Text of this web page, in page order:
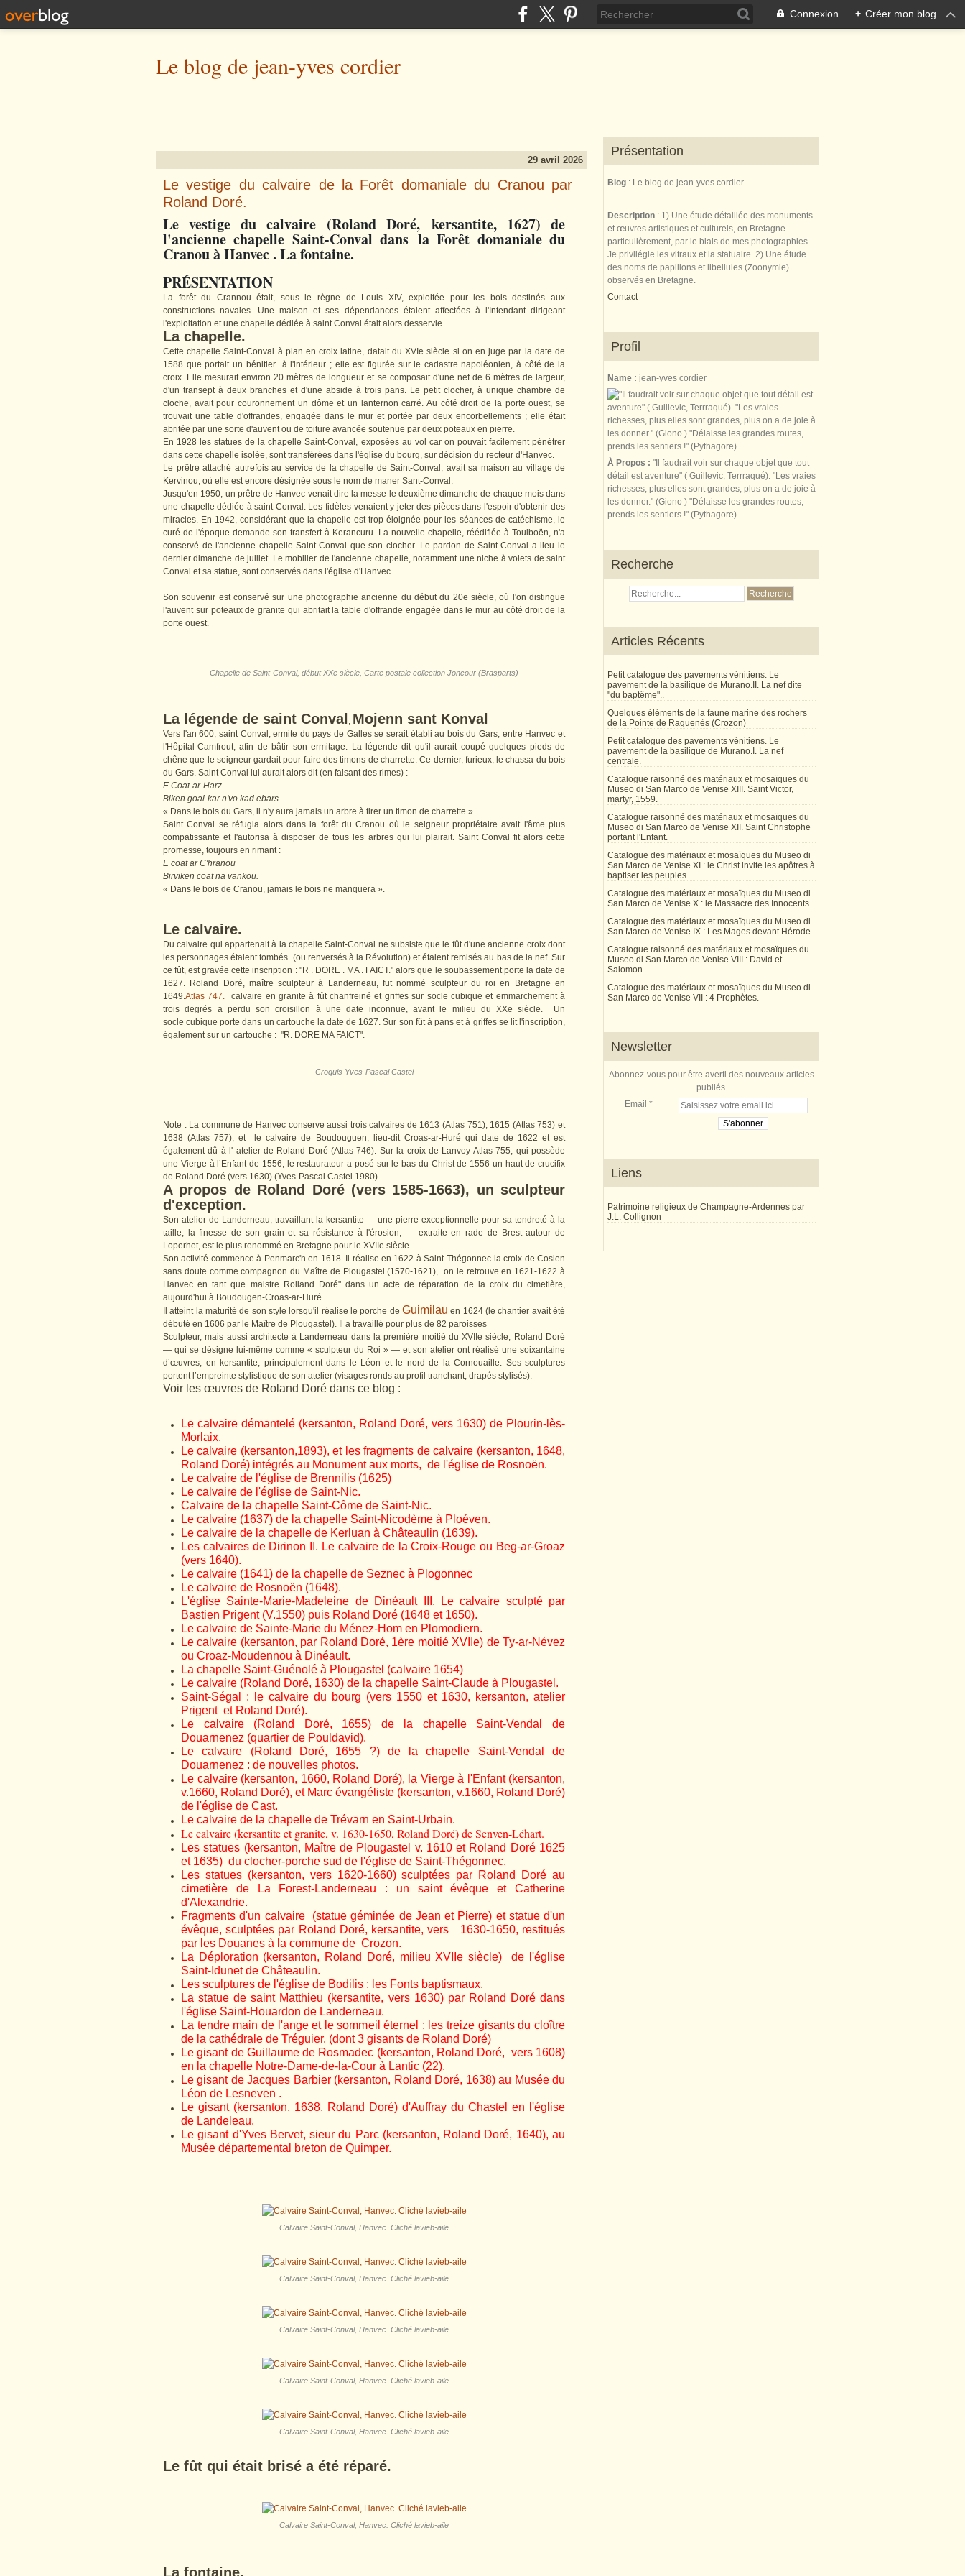
Connexion + Créer mon blog
Le blog de jean-yves cordier
29 avril 2026
Le vestige du calvaire de la Forêt domaniale du Cranou par
Roland Doré.
Le vestige du calvaire (Roland Doré, kersantite, 1627) de
l'ancienne chapelle Saint-Conval dans la Forêt domaniale du
Cranou à Hanvec . La fontaine.
PRÉSENTATION
La forêt du Crannou était, sous le règne de Louis XIV, exploitée pour les bois destinés aux
constructions navales. Une maison et ses dépendances étaient affectées à l'Intendant dirigeant
l'exploitation et une chapelle dédiée à saint Conval était alors desservie.
La chapelle.
Cette chapelle Saint-Conval à plan en croix latine, datait du XVIe siècle si on en juge par la date de
1588 que portait un bénitier à l'intérieur ; elle est figurée sur le cadastre napoléonien, à côté de la
croix. Elle mesurait environ 20 mètres de longueur et se composait d'une nef de 6 mètres de largeur,
d'un transept à deux branches et d'une abside à trois pans. Le petit clocher, à unique chambre de
cloche, avait pour couronnement un dôme et un lanternon carré. Au côté droit de la porte ouest, se
trouvait une table d'offrandes, engagée dans le mur et portée par deux encorbellements ; elle était
abritée par une sorte d'auvent ou de toiture avancée soutenue par deux poteaux en pierre.
En 1928 les statues de la chapelle Saint-Conval, exposées au vol car on pouvait facilement pénétrer
dans cette chapelle isolée, sont transférées dans l'église du bourg, sur décision du recteur d'Hanvec.
Le prêtre attaché autrefois au service de la chapelle de Saint-Conval, avait sa maison au village de
Kervinou, où elle est encore désignée sous le nom de maner Sant-Conval.
Jusqu'en 1950, un prêtre de Hanvec venait dire la messe le deuxième dimanche de chaque mois dans
une chapelle dédiée à saint Conval. Les fidèles venaient y jeter des pièces dans l'espoir d'obtenir des
miracles. En 1942, considérant que la chapelle est trop éloignée pour les séances de catéchisme, le
curé de l'époque demande son transfert à Kerancuru. La nouvelle chapelle, réédifiée à Toulboën, n'a
conservé de l'ancienne chapelle Saint-Conval que son clocher. Le pardon de Saint-Conval a lieu le
dernier dimanche de juillet. Le mobilier de l'ancienne chapelle, notamment une niche à volets de saint
Conval et sa statue, sont conservés dans l'église d'Hanvec.
Son souvenir est conservé sur une photographie ancienne du début du 20e siècle, où l'on distingue
l'auvent sur poteaux de granite qui abritait la table d'offrande engagée dans le mur au côté droit de la
porte ouest.
Chapelle de Saint-Conval, début XXe siècle, Carte postale collection Joncour (Brasparts)
La légende de saint Conval , Mojenn sant Konval
Vers l'an 600, saint Conval, ermite du pays de Galles se serait établi au bois du Gars, entre Hanvec et
l'Hôpital-Camfrout, afin de bâtir son ermitage. La légende dit qu'il aurait coupé quelques pieds de
chêne que le seigneur gardait pour faire des timons de charrette. Ce dernier, furieux, le chassa du bois
du Gars. Saint Conval lui aurait alors dit (en faisant des rimes) :
E Coat-ar-Harz
Biken goal-kar n'vo kad ebars.
« Dans le bois du Gars, il n'y aura jamais un arbre à tirer un timon de charrette ».
Saint Conval se réfugia alors dans la forêt du Cranou où le seigneur propriétaire avait l'âme plus
compatissante et l'autorisa à disposer de tous les arbres qui lui plairait. Saint Conval fit alors cette
promesse, toujours en rimant :
E coat ar C'hranou
Birviken coat na vankou.
« Dans le bois de Cranou, jamais le bois ne manquera ».
Le calvaire.
Du calvaire qui appartenait à la chapelle Saint-Conval ne subsiste que le fût d'une ancienne croix dont
les personnages étaient tombés (ou renversés à la Révolution) et étaient remisés au bas de la nef. Sur
ce fût, est gravée cette inscription : "R . DORE . MA . FAICT." alors que le soubassement porte la date de
1627. Roland Doré, maître sculpteur à Landerneau, fut nommé sculpteur du roi en Bretagne en
1649.Atlas 747. calvaire en granite à fût chanfreiné et griffes sur socle cubique et emmarchement à
trois degrés a perdu son croisillon à une date inconnue, avant le milieu du XXe siècle. Un
socle cubique porte dans un cartouche la date de 1627. Sur son fût à pans et à griffes se lit l'inscription,
également sur un cartouche : "R. DORE MA FAICT".
Croquis Yves-Pascal Castel
Note : La commune de Hanvec conserve aussi trois calvaires de 1613 (Atlas 751), 1615 (Atlas 753) et
1638 (Atlas 757), et le calvaire de Boudouguen, lieu-dit Croas-ar-Huré qui date de 1622 et est
également dû à l' atelier de Roland Doré (Atlas 746). Sur la croix de Lanvoy Atlas 755, qui possède
une Vierge à l’Enfant de 1556, le restaurateur a posé sur le bas du Christ de 1556 un haut de crucifix
de Roland Doré (vers 1630) (Yves-Pascal Castel 1980)
A propos de Roland Doré (vers 1585-1663), un sculpteur
d'exception.
Son atelier de Landerneau, travaillant la kersantite — une pierre exceptionnelle pour sa tendreté à la
taille, la finesse de son grain et sa résistance à l'érosion, — extraite en rade de Brest autour de
Loperhet, est le plus renommé en Bretagne pour le XVIIe siècle.
Son activité commence à Penmarc'h en 1618. Il réalise en 1622 à Saint-Thégonnec la croix de Coslen
sans doute comme compagnon du Maître de Plougastel (1570-1621), on le retrouve en 1621-1622 à
Hanvec en tant que maistre Rolland Doré" dans un acte de réparation de la croix du cimetière,
aujourd'hui à Boudougen-Croas-ar-Huré.
Il atteint la maturité de son style lorsqu'il réalise le porche de Guimilau en 1624 (le chantier avait été
débuté en 1606 par le Maître de Plougastel). Il a travaillé pour plus de 82 paroisses
Sculpteur, mais aussi architecte à Landerneau dans la première moitié du XVIIe siècle, Roland Doré
— qui se désigne lui-même comme « sculpteur du Roi » — et son atelier ont réalisé une soixantaine
d’œuvres, en kersantite, principalement dans le Léon et le nord de la Cornouaille. Ses sculptures
portent l’empreinte stylistique de son atelier (visages ronds au profil tranchant, drapés stylisés).
Voir les œuvres de Roland Doré dans ce blog :
Le calvaire démantelé (kersanton, Roland Doré, vers 1630) de Plourin-lès-
Morlaix.
Le calvaire (kersanton,1893), et les fragments de calvaire (kersanton, 1648,
Roland Doré) intégrés au Monument aux morts, de l'église de Rosnoën.
Le calvaire de l'église de Brennilis (1625)
Le calvaire de l'église de Saint-Nic.
Calvaire de la chapelle Saint-Côme de Saint-Nic.
Le calvaire (1637) de la chapelle Saint-Nicodème à Ploéven.
Le calvaire de la chapelle de Kerluan à Châteaulin (1639).
Les calvaires de Dirinon II. Le calvaire de la Croix-Rouge ou Beg-ar-Groaz
(vers 1640).
Le calvaire (1641) de la chapelle de Seznec à Plogonnec
Le calvaire de Rosnoën (1648).
L'église Sainte-Marie-Madeleine de Dinéault III. Le calvaire sculpté par
Bastien Prigent (V.1550) puis Roland Doré (1648 et 1650).
Le calvaire de Sainte-Marie du Ménez-Hom en Plomodiern.
Le calvaire (kersanton, par Roland Doré, 1ère moitié XVIIe) de Ty-ar-Névez
ou Croaz-Moudennou à Dinéault.
La chapelle Saint-Guénolé à Plougastel (calvaire 1654)
Le calvaire (Roland Doré, 1630) de la chapelle Saint-Claude à Plougastel.
Saint-Ségal : le calvaire du bourg (vers 1550 et 1630, kersanton, atelier
Prigent et Roland Doré).
Le calvaire (Roland Doré, 1655) de la chapelle Saint-Vendal de
Douarnenez (quartier de Pouldavid).
Le calvaire (Roland Doré, 1655 ?) de la chapelle Saint-Vendal de
Douarnenez : de nouvelles photos.
Le calvaire (kersanton, 1660, Roland Doré), la Vierge à l'Enfant (kersanton,
v.1660, Roland Doré), et Marc évangéliste (kersanton, v.1660, Roland Doré)
de l'église de Cast.
Le calvaire de la chapelle de Trévarn en Saint-Urbain.
Le calvaire (kersantite et granite, v. 1630-1650, Roland Doré) de Senven-Léhart.
Les statues (kersanton, Maître de Plougastel v. 1610 et Roland Doré 1625
et 1635) du clocher-porche sud de l'église de Saint-Thégonnec.
Les statues (kersanton, vers 1620-1660) sculptées par Roland Doré au
cimetière de La Forest-Landerneau : un saint évêque et Catherine
d'Alexandrie.
Fragments d'un calvaire (statue géminée de Jean et Pierre) et statue d'un
évêque, sculptées par Roland Doré, kersantite, vers 1630-1650, restitués
par les Douanes à la commune de Crozon.
La Déploration (kersanton, Roland Doré, milieu XVIIe siècle) de l'église
Saint-Idunet de Châteaulin.
Les sculptures de l'église de Bodilis : les Fonts baptismaux.
La statue de saint Matthieu (kersantite, vers 1630) par Roland Doré dans
l'église Saint-Houardon de Landerneau.
La tendre main de l'ange et le sommeil éternel : les treize gisants du cloître
de la cathédrale de Tréguier. (dont 3 gisants de Roland Doré)
Le gisant de Guillaume de Rosmadec (kersanton, Roland Doré, vers 1608)
en la chapelle Notre-Dame-de-la-Cour à Lantic (22).
Le gisant de Jacques Barbier (kersanton, Roland Doré, 1638) au Musée du
Léon de Lesneven .
Le gisant (kersanton, 1638, Roland Doré) d'Auffray du Chastel en l'église
de Landeleau.
Le gisant d'Yves Bervet, sieur du Parc (kersanton, Roland Doré, 1640), au
Musée départemental breton de Quimper.
Calvaire Saint-Conval, Hanvec. Cliché lavieb-aile
Calvaire Saint-Conval, Hanvec. Cliché lavieb-aile
Calvaire Saint-Conval, Hanvec. Cliché lavieb-aile
Calvaire Saint-Conval, Hanvec. Cliché lavieb-aile
Calvaire Saint-Conval, Hanvec. Cliché lavieb-aile
Le fût qui était brisé a été réparé.
Calvaire Saint-Conval, Hanvec. Cliché lavieb-aile
La fontaine.
Présentation
Blog : Le blog de jean-yves cordier
Description : 1) Une étude détaillée des monuments
et œuvres artistiques et culturels, en Bretagne
particulièrement, par le biais de mes photographies.
Je privilégie les vitraux et la statuaire. 2) Une étude
des noms de papillons et libellules (Zoonymie)
observés en Bretagne.
Contact
Profil
Name : jean-yves cordier
À Propos : "Il faudrait voir sur chaque objet que tout
détail est aventure" ( Guillevic, Terrraqué). "Les vraies
richesses, plus elles sont grandes, plus on a de joie à
les donner." (Giono ) "Délaisse les grandes routes,
prends les sentiers !" (Pythagore)
Recherche
Articles Récents
Petit catalogue des pavements vénitiens. Le
pavement de la basilique de Murano.II. La nef dite
"du baptême"..
Quelques éléments de la faune marine des rochers
de la Pointe de Raguenès (Crozon)
Petit catalogue des pavements vénitiens. Le
pavement de la basilique de Murano.I. La nef
centrale.
Catalogue raisonné des matériaux et mosaïques du
Museo di San Marco de Venise XIII. Saint Victor,
martyr, 1559.
Catalogue raisonné des matériaux et mosaïques du
Museo di San Marco de Venise XII. Saint Christophe
portant l'Enfant.
Catalogue des matériaux et mosaïques du Museo di
San Marco de Venise XI : le Christ invite les apôtres à
baptiser les peuples..
Catalogue des matériaux et mosaïques du Museo di
San Marco de Venise X : le Massacre des Innocents.
Catalogue des matériaux et mosaïques du Museo di
San Marco de Venise IX : Les Mages devant Hérode
Catalogue raisonné des matériaux et mosaïques du
Museo di San Marco de Venise VIII : David et
Salomon
Catalogue des matériaux et mosaïques du Museo di
San Marco de Venise VII : 4 Prophètes.
Newsletter
Abonnez-vous pour être averti des nouveaux articles
publiés.
Email
Liens
Patrimoine religieux de Champagne-Ardennes par
J.L. Collignon